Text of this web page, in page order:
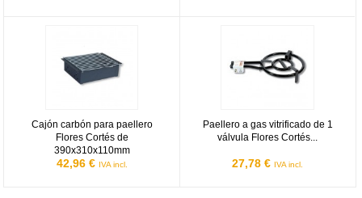
Cajón carbón para paellero
Flores Cortés de
390x310x110mm
42,96 € IVA incl.
Paellero a gas vitrificado de 1
válvula Flores Cortés...
27,78 € IVA incl.